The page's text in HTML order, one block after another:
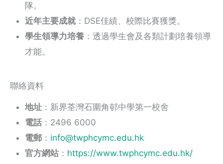
隊。
近年主要成就 ：DSE佳績、校際比賽獲獎。
學生領導力培養 ：透過學生會及各類計劃培養領導
才能。
聯絡資料
地址 ：新界荃灣石圍角邨中學第一校舍
電話 ：2496 6000
電郵 ： info@twphcymc.edu.hk
官方網站 ： https://www.twphcymc.edu.hk/